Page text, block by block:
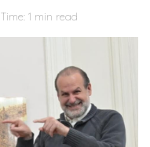
1 min read